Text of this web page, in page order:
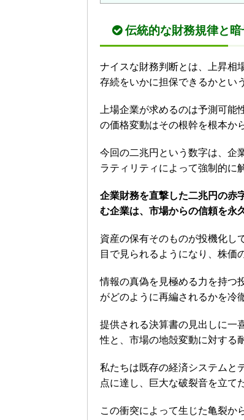
伝統的な財務規律と
ナイスな財務判断とは、上昇相
存続をいかに担保できるかとい
上場企業が求めるのは予測可
の価格変動はその根幹を根本か
今回の二兆円という数字は、企
ラティリティによって強制的に
企業財務を直撃した二兆円の赤
む企業は、市場からの信頼を永
資産の保有そのものが投機化し
目で見られるようになり、株価
情報の真偽を見極める力を持つ
がどのように再編されるかを冷
提供される決算書の見出しに一
性と、市場の地殻変動に対する
私たちは既存の経済システムと
点に達し、巨大な破裂音を立て
この衝突によって生じた亀裂か